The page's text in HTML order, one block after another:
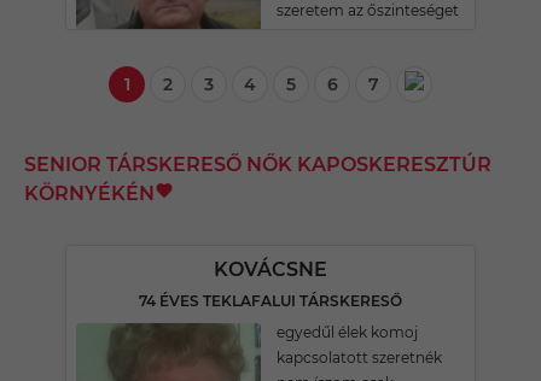
szeretem az őszinteséget
1 2 3 4 5 6 7
SENIOR TÁRSKERESŐ NŐK KAPOSKERESZTÚR
KÖRNYÉKÉN
KOVÁCSNE
74 ÉVES TEKLAFALUI TÁRSKERESŐ
egyedűl élek komoj
kapcsolatott szeretnék